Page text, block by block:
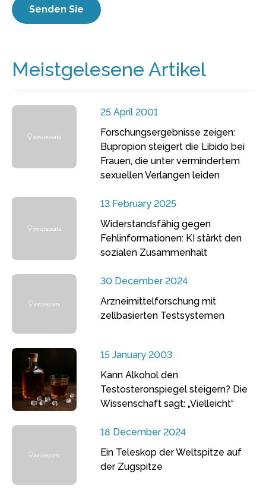
Meistgelesene Artikel
25 April 2001
Forschungsergebnisse zeigen:
Bupropion steigert die Libido bei
Frauen, die unter vermindertem
sexuellen Verlangen leiden
13 February 2025
Widerstandsfähig gegen
Fehlinformationen: KI stärkt den
sozialen Zusammenhalt
30 December 2024
Arzneimittelforschung mit
zellbasierten Testsystemen
15 January 2003
Kann Alkohol den
Testosteronspiegel steigern? Die
Wissenschaft sagt: „Vielleicht“
18 December 2024
Ein Teleskop der Weltspitze auf
der Zugspitze